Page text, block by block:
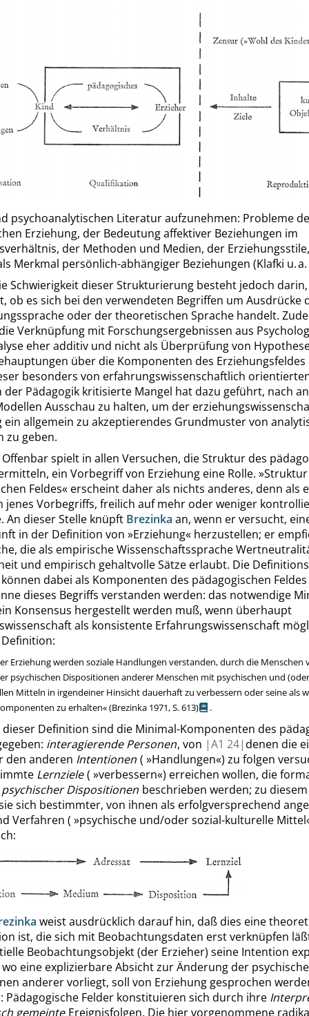
psychoanalytischen Literatur aufzunehmen: Probleme
Erziehung, der Bedeutung affektiver Beziehungen im
der Methoden und Medien, der
Merkmal persönlich-abhängiger Beziehungen (Klafki u.
Schwierigkeit dieser Strukturierung besteht jedoch
ob es sich bei den verwendeten Begriffen um Ausdrücke
oder der theoretischen Sprache handelt.
Verknüpfung mit Forschungsergebnissen aus
eher additiv und nicht als Überprüfung von
über die Komponenten des
besonders von erfahrungswissenschaftlich
Pädagogik kritisierte Mangel hat dazu geführt, nach
Ausschau zu halten, um der
ein allgemein zu akzeptierendes Grundmuster von
zu geben.
Offenbar spielt in allen Versuchen, die Struktur des
ein Vorbegriff von Erziehung eine Rolle. »Struktur
Feldes«erscheint daher als nichts anderes, denn als
jenes Vorbegriffs, freilich auf mehr oder weniger
An dieser Stelle knüpft Brezinka an, wenn er versucht,
in der Definition von »Erziehung«herzustellen; er
die als empirische Wissenschaftssprache
und empirisch gehaltvolle Sätze erlaubt. Die
dabei als Komponenten des pädagogischen
dieses Begriffs verstanden werden: das notwendige
Konsensus hergestellt werden muß, wenn überhaupt
als konsistente Erfahrungswissenschaft
Erziehung werden soziale Handlungen verstanden, durch die Menschen
psychischen Dispositionen anderer Menschen mit psychischen und
Mitteln in irgendeiner Hinsicht dauerhaft zu verbessern oder seine als
zu erhalten«(Brezinka 1971,S. 613) .
dieser Definition sind die Minimal-Komponenten des
interagierende Personen, von |A1 24|denen die
den anderen Intentionen ( »Handlungen«) zu folgen
Lernziele ( »verbessern«) erreichen wollen, die
psychischer Dispositionen beschrieben werden; zu diesem
sich bestimmter, von ihnen als erfolgversprechend
Verfahren ( »psychische und/oder sozial-kulturelle Mittel
weist ausdrücklich darauf hin, daß dies eine
ist, die sich mit Beobachtungsdaten erst verknüpfen
Beobachtungsobjekt (der Erzieher) seine Intention
eine explizierbare Absicht zur Änderung der
anderer vorliegt, soll von Erziehung gesprochen
Pädagogische Felder konstituieren sich durch ihre
gemeinte Ereignisfolgen. Die hier vorgenommene